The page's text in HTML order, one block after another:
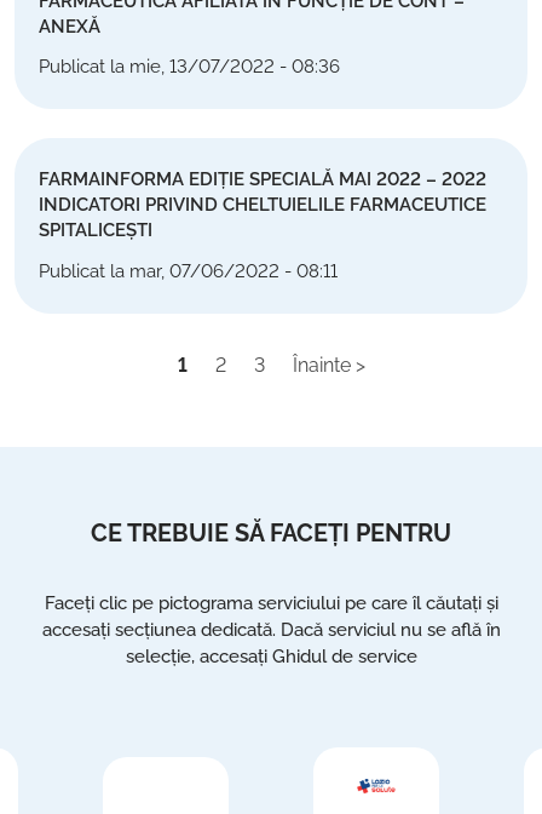
ANEXĂ
Publicat la mie, 13/07/2022 - 08:36
FARMAINFORMA EDIȚIE SPECIALĂ MAI 2022 – 2022
INDICATORI PRIVIND CHELTUIELILE FARMACEUTICE
SPITALICEȘTI
Publicat la mar, 07/06/2022 - 08:11
1 2 3 Înainte >
CE TREBUIE SĂ FACEȚI PENTRU
Faceți clic pe pictograma serviciului pe care îl căutați și
accesați secțiunea dedicată. Dacă serviciul nu se află în
selecție, accesați Ghidul de service